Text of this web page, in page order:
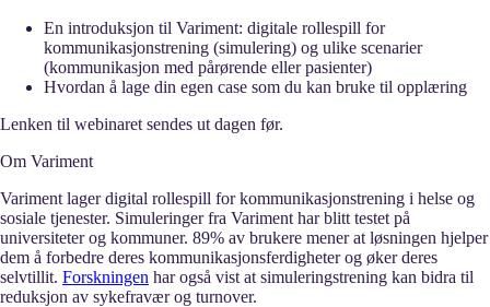
En introduksjon til Variment: digitale rollespill for
kommunikasjonstrening (simulering) og ulike scenarier
(kommunikasjon med pårørende eller pasienter)
Hvordan å lage din egen case som du kan bruke til opplæring
Lenken til webinaret sendes ut dagen før.
Om Variment
Variment lager digital rollespill for kommunikasjonstrening i helse og
sosiale tjenester. Simuleringer fra Variment har blitt testet på
universiteter og kommuner. 89% av brukere mener at løsningen hjelper
dem å forbedre deres kommunikasjonsferdigheter og øker deres
selvtillit. Forskningen har også vist at simuleringstrening kan bidra til
reduksjon av sykefravær og turnover.